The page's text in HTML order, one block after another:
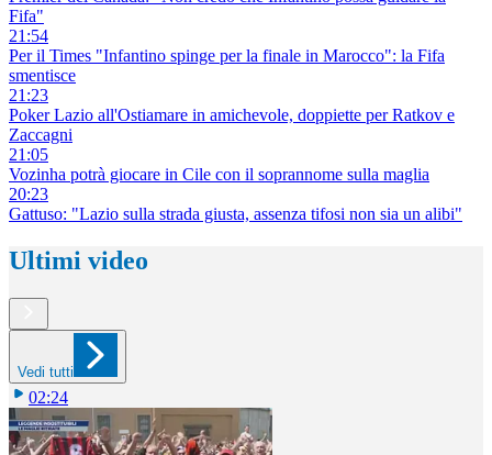
Fifa"
21:54
Per il Times "Infantino spinge per la finale in Marocco": la Fifa
smentisce
21:23
Poker Lazio all'Ostiamare in amichevole, doppiette per Ratkov e
Zaccagni
21:05
Vozinha potrà giocare in Cile con il soprannome sulla maglia
20:23
Gattuso: "Lazio sulla strada giusta, assenza tifosi non sia un alibi"
Ultimi video
Vedi tutti
02:24